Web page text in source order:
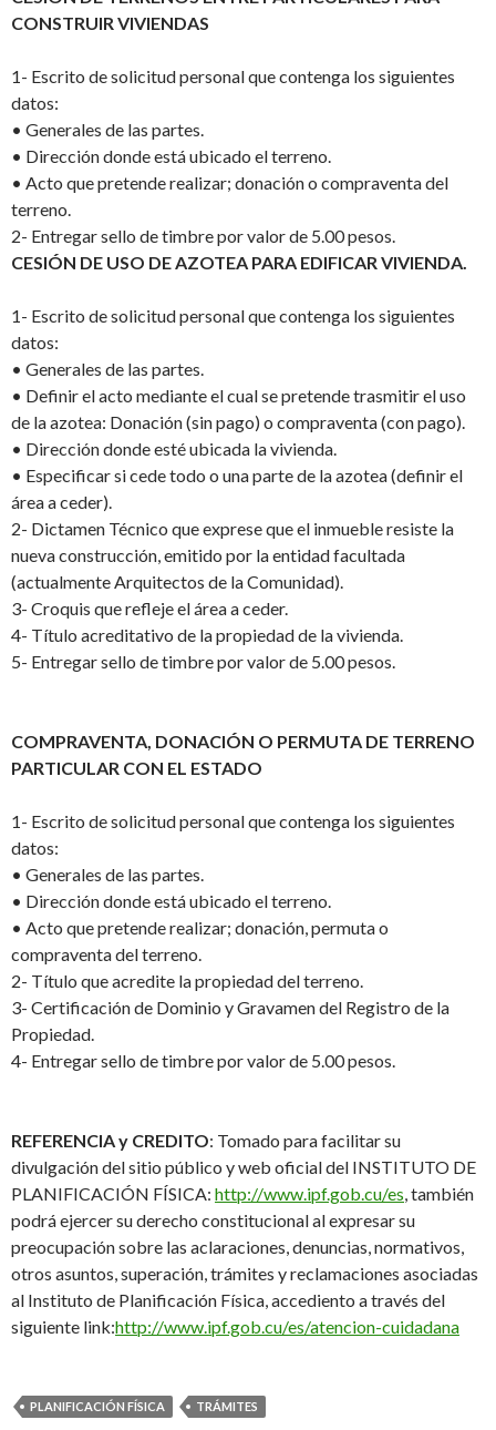
CONSTRUIR VIVIENDAS
1- Escrito de solicitud personal que contenga los siguientes
datos:
• Generales de las partes.
• Dirección donde está ubicado el terreno.
• Acto que pretende realizar; donación o compraventa del
terreno.
2- Entregar sello de timbre por valor de 5.00 pesos.
CESIÓN DE USO DE AZOTEA PARA EDIFICAR VIVIENDA.
1- Escrito de solicitud personal que contenga los siguientes
datos:
• Generales de las partes.
• Definir el acto mediante el cual se pretende trasmitir el uso
de la azotea: Donación (sin pago) o compraventa (con pago).
• Dirección donde esté ubicada la vivienda.
• Especificar si cede todo o una parte de la azotea (definir el
área a ceder).
2- Dictamen Técnico que exprese que el inmueble resiste la
nueva construcción, emitido por la entidad facultada
(actualmente Arquitectos de la Comunidad).
3- Croquis que refleje el área a ceder.
4- Título acreditativo de la propiedad de la vivienda.
5- Entregar sello de timbre por valor de 5.00 pesos.
COMPRAVENTA, DONACIÓN O PERMUTA DE TERRENO
PARTICULAR CON EL ESTADO
1- Escrito de solicitud personal que contenga los siguientes
datos:
• Generales de las partes.
• Dirección donde está ubicado el terreno.
• Acto que pretende realizar; donación, permuta o
compraventa del terreno.
2- Título que acredite la propiedad del terreno.
3- Certificación de Dominio y Gravamen del Registro de la
Propiedad.
4- Entregar sello de timbre por valor de 5.00 pesos.
REFERENCIA y CREDITO: Tomado para facilitar su
divulgación del sitio público yweb oficial del INSTITUTO DE
PLANIFICACIÓN FÍSICA: http://www.ipf.gob.cu/es , también
podrá ejercer su derecho constitucional al expresar su
preocupación sobre las aclaraciones, denuncias, normativos,
otros asuntos, superación, trámites y reclamaciones asociadas
al Instituto de Planificación Física, accediento a través del
siguiente link:http://www.ipf.gob.cu/es/atencion-cuidadana
PLANIFICACIÓN FÍSICA TRÁMITES